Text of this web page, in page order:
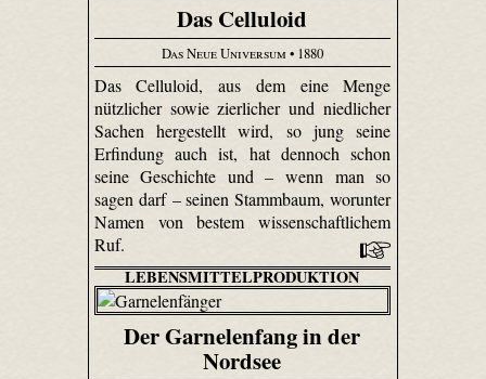
Das Celluloid
Das Neue Universum • 1880
Das Celluloid, aus dem eine Menge
nützlicher sowie zierlicher und niedlicher
Sachen hergestellt wird, so jung seine
Erfindung auch ist, hat dennoch schon
seine Geschichte und – wenn man so
sagen darf – seinen Stammbaum, worunter
Namen von bestem wissenschaftlichem
Ruf.
LEBENSMITTELPRODUKTION
Der Garnelenfang in der
Nordsee